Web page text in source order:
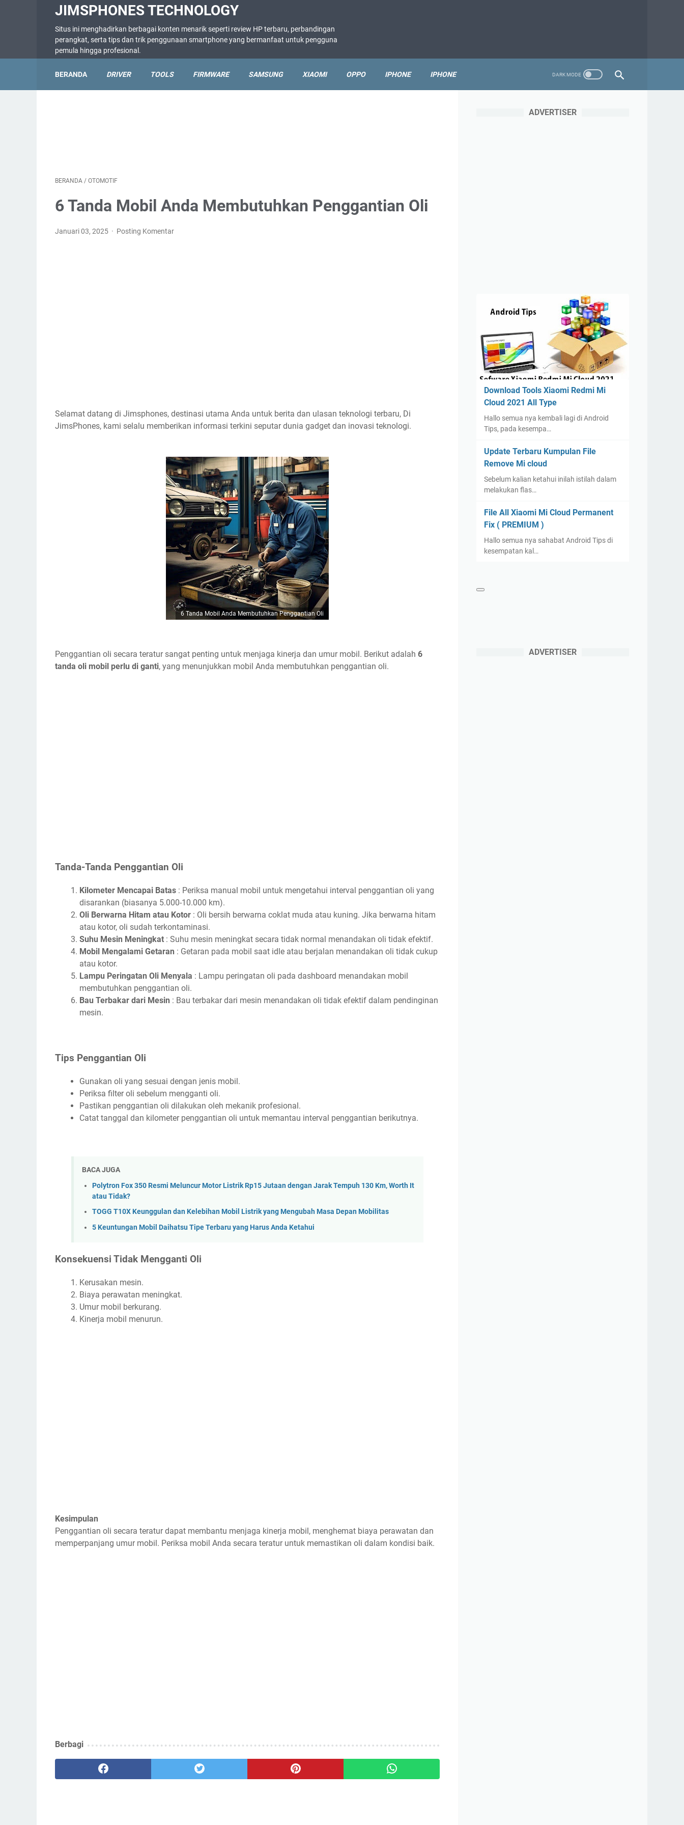
JIMSPHONES TECHNOLOGY
Situs ini menghadirkan berbagai konten menarik seperti review HP terbaru, perbandingan
perangkat, serta tips dan trik penggunaan smartphone yang bermanfaat untuk pengguna
pemula hingga profesional.
BERANDA DRIVER TOOLS FIRMWARE SAMSUNG XIAOMI OPPO IPHONE IPHONE
BERANDA / OTOMOTIF
6 Tanda Mobil Anda Membutuhkan Penggantian Oli
Januari 03, 2025 Posting Komentar
Selamat datang di Jimsphones, destinasi utama Anda untuk berita dan ulasan teknologi terbaru, Di
JimsPhones, kami selalu memberikan informasi terkini seputar dunia gadget dan inovasi teknologi.
6 Tanda Mobil Anda Membutuhkan Penggantian Oli
Penggantian oli secara teratur sangat penting untuk menjaga kinerja dan umur mobil. Berikut adalah 6
tanda oli mobil perlu di ganti, yang menunjukkan mobil Anda membutuhkan penggantian oli.
Tanda-Tanda Penggantian Oli
Kilometer Mencapai Batas : Periksa manual mobil untuk mengetahui interval penggantian oli yang
disarankan (biasanya 5.000-10.000 km).
Oli Berwarna Hitam atau Kotor : Oli bersih berwarna coklat muda atau kuning. Jika berwarna hitam
atau kotor, oli sudah terkontaminasi.
Suhu Mesin Meningkat : Suhu mesin meningkat secara tidak normal menandakan oli tidak efektif.
Mobil Mengalami Getaran : Getaran pada mobil saat idle atau berjalan menandakan oli tidak cukup
atau kotor.
Lampu Peringatan Oli Menyala : Lampu peringatan oli pada dashboard menandakan mobil
membutuhkan penggantian oli.
Bau Terbakar dari Mesin : Bau terbakar dari mesin menandakan oli tidak efektif dalam pendinginan
mesin.
Tips Penggantian Oli
Gunakan oli yang sesuai dengan jenis mobil.
Periksa filter oli sebelum mengganti oli.
Pastikan penggantian oli dilakukan oleh mekanik profesional.
Catat tanggal dan kilometer penggantian oli untuk memantau interval penggantian berikutnya.
BACA JUGA
Polytron Fox 350 Resmi Meluncur Motor Listrik Rp15 Jutaan dengan Jarak Tempuh 130 Km, Worth It
atau Tidak?
TOGG T10X Keunggulan dan Kelebihan Mobil Listrik yang Mengubah Masa Depan Mobilitas
5 Keuntungan Mobil Daihatsu Tipe Terbaru yang Harus Anda Ketahui
Konsekuensi Tidak Mengganti Oli
Kerusakan mesin.
Biaya perawatan meningkat.
Umur mobil berkurang.
Kinerja mobil menurun.
Kesimpulan
Penggantian oli secara teratur dapat membantu menjaga kinerja mobil, menghemat biaya perawatan dan
memperpanjang umur mobil. Periksa mobil Anda secara teratur untuk memastikan oli dalam kondisi baik.
Berbagi
ADVERTISER
Download Tools Xiaomi Redmi Mi
Cloud 2021 All Type
Hallo semua nya kembali lagi di Android
Tips, pada kesempa…
Update Terbaru Kumpulan File
Remove Mi cloud
Sebelum kalian ketahui inilah istilah dalam
melakukan flas…
File All Xiaomi Mi Cloud Permanent
Fix ( PREMIUM )
Hallo semua nya sahabat Android Tips di
kesempatan kal…
ADVERTISER